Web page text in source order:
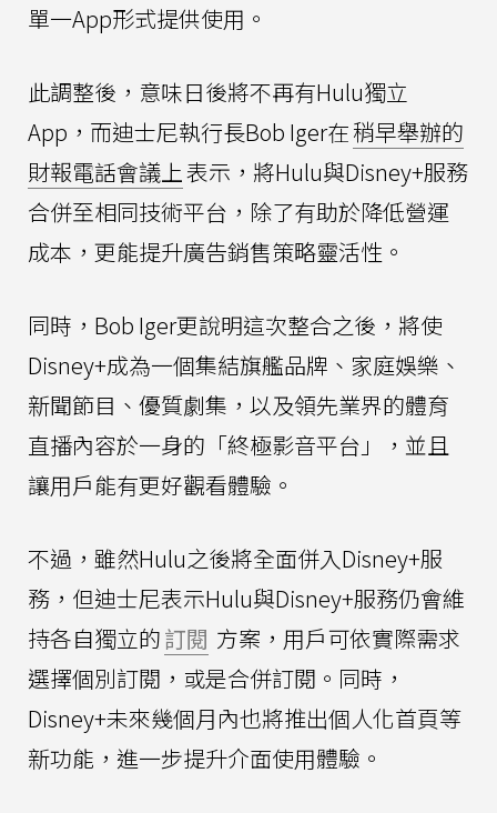
單一App形式提供使用。
此調整後，意味日後將不再有Hulu獨立
App，而迪士尼執行長Bob Iger在稍早舉辦的
財報電話會議上表示，將Hulu與Disney+服務
合併至相同技術平台，除了有助於降低營運
成本，更能提升廣告銷售策略靈活性。
同時，Bob Iger更說明這次整合之後，將使
Disney+成為一個集結旗艦品牌、家庭娛樂、
新聞節目、優質劇集，以及領先業界的體育
直播內容於一身的「終極影音平台」，並且
讓用戶能有更好觀看體驗。
不過，雖然Hulu之後將全面併入Disney+服
務，但迪士尼表示Hulu與Disney+服務仍會維
持各自獨立的訂閱 方案，用戶可依實際需求
選擇個別訂閱，或是合併訂閱。同時，
Disney+未來幾個月內也將推出個人化首頁等
新功能，進一步提升介面使用體驗。